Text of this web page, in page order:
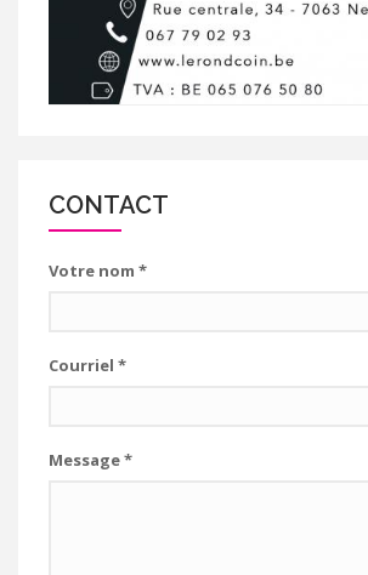
CONTACT
Votre nom *
Courriel *
Message*